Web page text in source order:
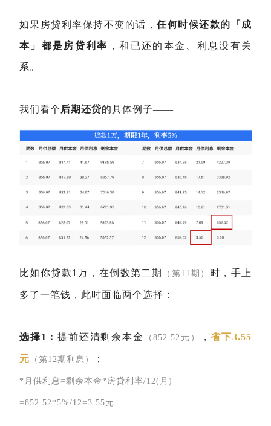
如果房贷利率保持不变的话，任何时候还款的「成
本」都是房贷利率 ，和已还的本金、利息没有关
系。
我们看个 后期还贷的具体例子——
比如你贷款1万，在倒数第二期 （第11期） 时，手上
多了一笔钱，此时面临两个选择：
选择1：提前还清剩余本金 （852.52元） ，省下3.55
元 （第12期利息） ；
*月供利息=剩余本金*房贷利率/12(月)
=852.52*5%/12=3.55元